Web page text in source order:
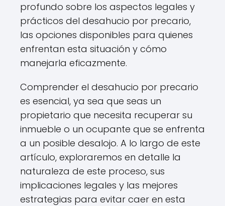
profundo sobre los aspectos legales y
prácticos del desahucio por precario,
las opciones disponibles para quienes
enfrentan esta situación y cómo
manejarla eficazmente.
Comprender el desahucio por precario
es esencial, ya sea que seas un
propietario que necesita recuperar su
inmueble o un ocupante que se enfrenta
a un posible desalojo. A lo largo de este
artículo, exploraremos en detalle la
naturaleza de este proceso, sus
implicaciones legales y las mejores
estrategias para evitar caer en esta